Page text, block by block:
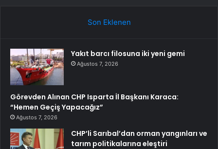
Son Eklenen
Yakıt barcı filosuna iki yeni gemi
Ağustos 7, 2026
Görevden Alınan CHP Isparta İl Başkanı Karaca:
“Hemen Geçiş Yapacağız”
Ağustos 7, 2026
CHP’li Sarıbal’dan orman yangınları ve
tarım politikalarına eleştiri